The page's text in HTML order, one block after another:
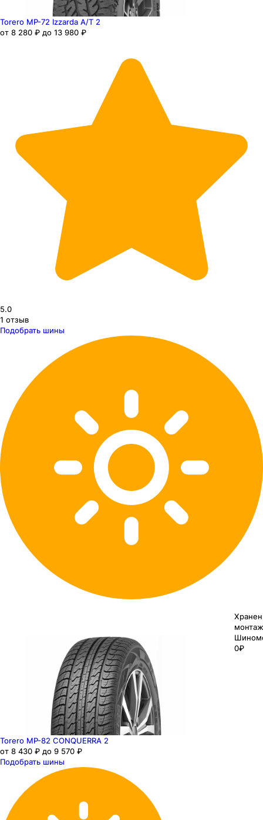
Torero MP-72 Izzarda A/T 2
от 8 280 ₽ до 13 980 ₽
5.0
1 отзыв
Подобрать шины
0₽
Torero MP-82 CONQUERRA 2
от 8 430 ₽ до 9 570 ₽
Подобрать шины